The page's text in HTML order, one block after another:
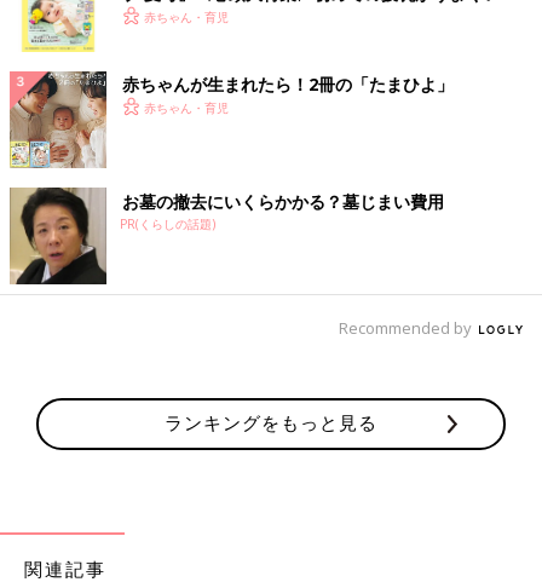
く！ おっぱい・ミルクの基本と夏のトラブル 解決テ
赤ちゃん・育児
赤ちゃんが生まれたら！2冊の「たまひよ」
赤ちゃん・育児
お墓の撤去にいくらかかる？墓じまい費用
PR(くらしの話題)
Recommended by
ランキングをもっと見る
関連記事